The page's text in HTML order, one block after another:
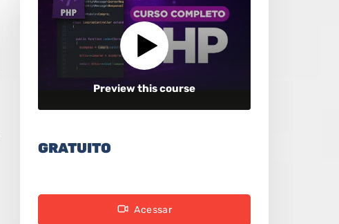
Preview this course
GRATUITO
Acessar